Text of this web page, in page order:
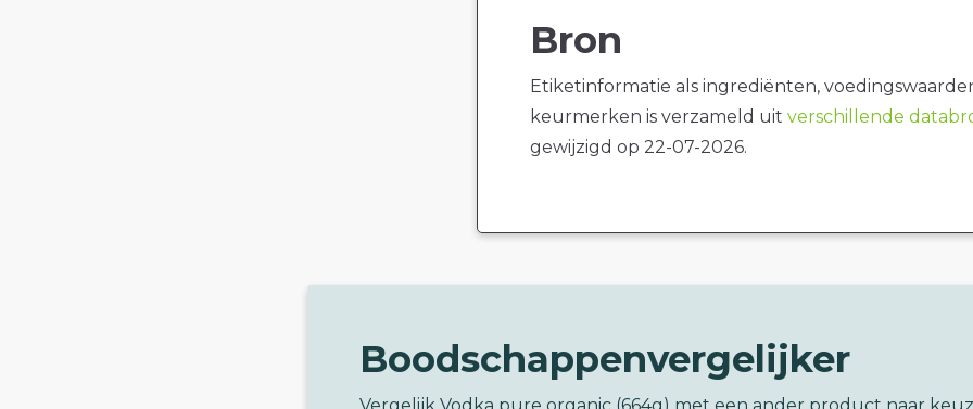
Bron
Etiketinformatie als ingrediënten,
keurmerken is verzameld uit verschillende
gewijzigd op 22-07-2026.
Boodschappenvergelijker
Vergelijk Vodka pure organic (664g) met een ander product naar